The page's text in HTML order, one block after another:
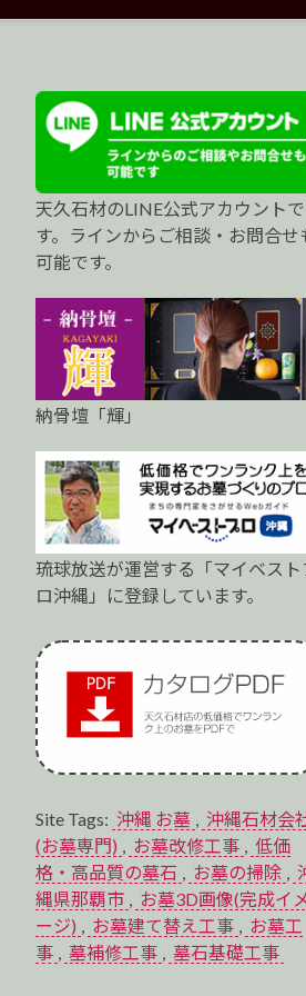
天久石材のLINE公式アカウントで
す。ラインからご相談・お問合せ
可能です。
納骨壇「輝」
琉球放送が運営する「マイベスト
ロ沖縄」に登録しています。
Site Tags: 沖縄 お墓 , 沖縄石材会
(お墓専門) , お墓改修工事 , 低価
格・高品質の墓石 , お墓の掃除 ,
縄県那覇市 , お墓3D画像(完成イ
ージ) , お墓建て替え工事 , お墓工
事 , 墓補修工事 , 墓石基礎工事